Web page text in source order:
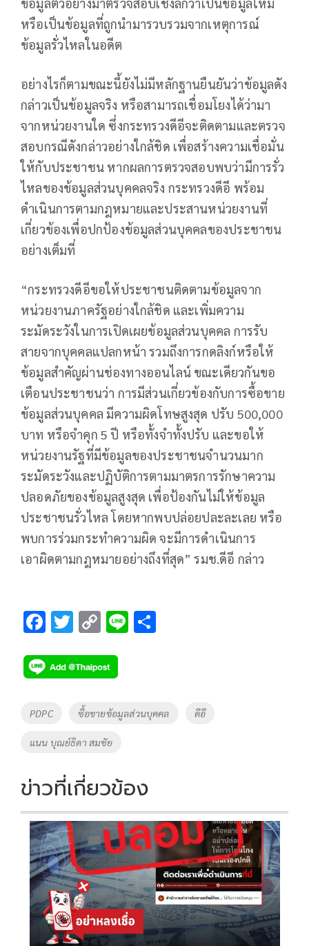
หรือเป็นข้อมูลที่ถูกนำมารวบรวมจากเหตุการณ์
ข้อมูลรั่วไหลในอดีต
อย่างไรก็ตามขณะนี้ยังไม่มีหลักฐานยืนยันว่าข้อมูลดัง
กล่าวเป็นข้อมูลจริง หรือสามารถเชื่อมโยงได้ว่ามา
จากหน่วยงานใด ซึ่งกระทรวงดีอีจะติดตามและตรวจ
สอบกรณีดังกล่าวอย่างใกล้ชิด เพื่อสร้างความเชื่อมั่น
ให้กับประชาชน หากผลการตรวจสอบพบว่ามีการรั่ว
ไหลของข้อมูลส่วนบุคคลจริง กระทรวงดีอี พร้อม
ดำเนินการตามกฎหมายและประสานหน่วยงานที่
เกี่ยวข้องเพื่อปกป้องข้อมูลส่วนบุคคลของประชาชน
อย่างเต็มที่
“กระทรวงดีอีขอให้ประชาชนติดตามข้อมูลจาก
หน่วยงานภาครัฐอย่างใกล้ชิด และเพิ่มความ
ระมัดระวังในการเปิดเผยข้อมูลส่วนบุคคล การรับ
สายจากบุคคลแปลกหน้า รวมถึงการกดลิงก์หรือให้
ข้อมูลสำคัญผ่านช่องทางออนไลน์ ขณะเดียวกันขอ
เตือนประชาชนว่า การมีส่วนเกี่ยวข้องกับการซื้อขาย
ข้อมูลส่วนบุคคล มีความผิดโทษสูงสุด ปรับ 500,000
บาท หรือจำคุก 5 ปี หรือทั้งจำทั้งปรับ และขอให้
หน่วยงานรัฐที่มีข้อมูลของประชาชนจำนวนมาก
ระมัดระวังและปฏิบัติการตามมาตรการรักษาความ
ปลอดภัยของข้อมูลสูงสุด เพื่อป้องกันไม่ให้ข้อมูล
ประชาชนรั่วไหล โดยหากพบปล่อยปละละเลย หรือ
พบการร่วมกระทำความผิด จะมีการดำเนินการ
เอาผิดตามกฎหมายอย่างถึงที่สุด” รมช.ดีอี กล่าว
F
e
b
o
k
T
tt
er
C
p
y
Li
n
k
Li
Tags
PDPC ซื้อขายข้อมูลส่วนบุคคล ดีอี
แนน บุณย์ธิดา สมชัย
ข่าวที่เกี่ยวข้อง